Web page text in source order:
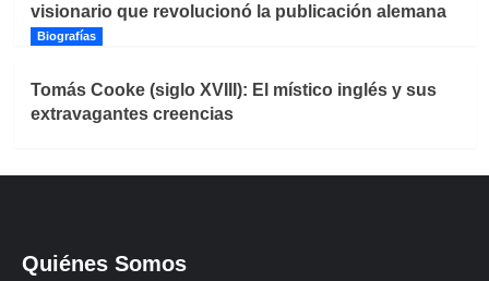
visionario que revolucionó la publicación alemana
Biografías
Tomás Cooke (siglo XVIII): El místico inglés y sus
extravagantes creencias
Quiénes Somos